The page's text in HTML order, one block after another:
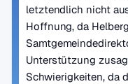
letztendlich nicht
Hoffnung, da
Unterstützung
Schwierigkeiten, da